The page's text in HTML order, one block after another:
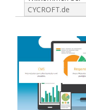
CYCROFT.de